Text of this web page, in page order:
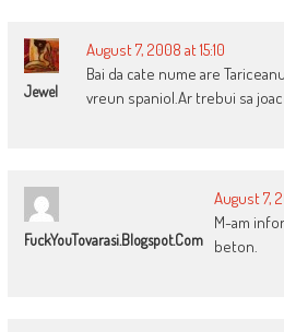
Jewel
August 7, 2008 at 15:10
Bai da cate nume are
vreun spaniol.Ar trebui sa
FuckYouTovarasi.blogspot.com
August 7,
M-am
beton.